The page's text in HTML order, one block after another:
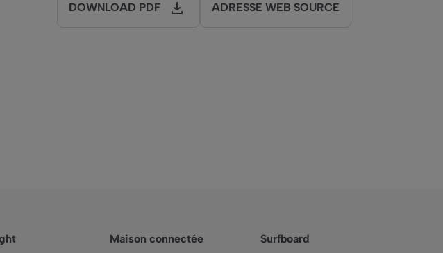
DOWNLOAD PDF ADRESSE WEB SOURCE
Maison connectée Surfboard